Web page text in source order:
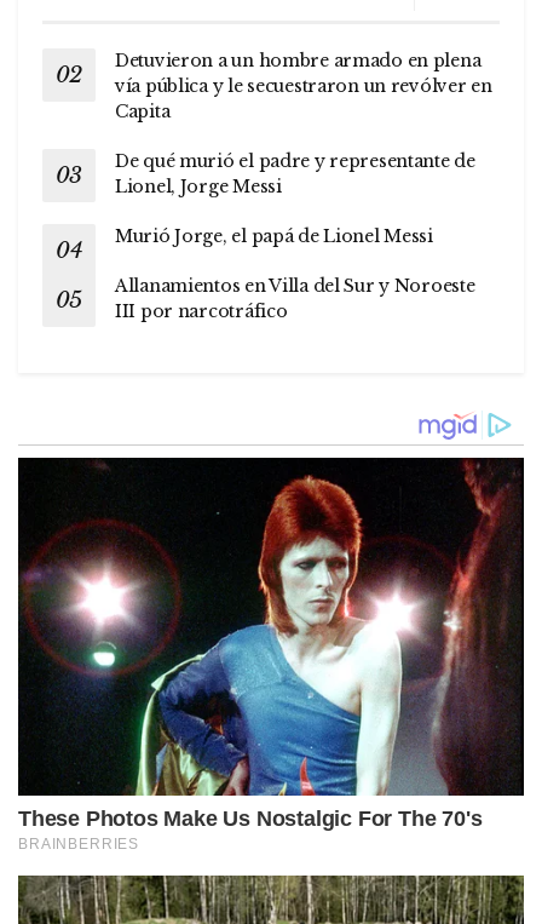
Detuvieron a un hombre armado en plena
vía pública y le secuestraron un revólver en
Capita
De qué murió el padre y representante de
Lionel, Jorge Messi
Murió Jorge, el papá de Lionel Messi
Allanamientos en Villa del Sur y Noroeste
III por narcotráfico